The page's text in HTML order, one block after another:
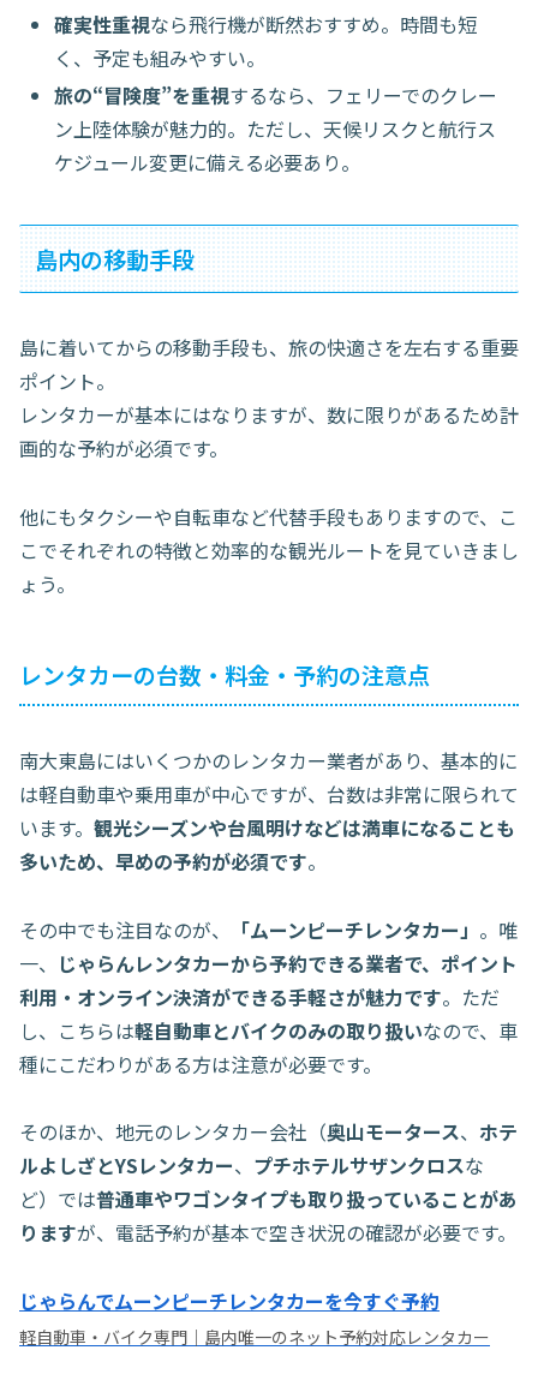
確実性重視なら飛行機が断然おすすめ。時間も短
く、予定も組みやすい。
旅の“冒険度”を重視するなら、フェリーでのクレー
ン上陸体験が魅力的。ただし、天候リスクと航行ス
ケジュール変更に備える必要あり。
島内の移動手段
島に着いてからの移動手段も、旅の快適さを左右する重要
ポイント。
レンタカーが基本にはなりますが、数に限りがあるため計
画的な予約が必須です。
他にもタクシーや自転車など代替手段もありますので、こ
こでそれぞれの特徴と効率的な観光ルートを見ていきまし
ょう。
レンタカーの台数・料金・予約の注意点
南大東島にはいくつかのレンタカー業者があり、基本的に
は軽自動車や乗用車が中心ですが、台数は非常に限られて
います。 観光シーズンや台風明けなどは満車になることも
多いため、早めの予約が必須です。
その中でも注目なのが、 「ムーンピーチレンタカー」 。唯
一、 じゃらんレンタカーから予約できる業者で、ポイント
利用・オンライン決済ができる手軽さが魅力です。ただ
し、こちらは軽自動車とバイクのみの取り扱いなので、車
種にこだわりがある方は注意が必要です。
そのほか、地元のレンタカー会社（奥山モータース、 ホテ
ルよしざとYSレンタカー、 プチホテルサザンクロスな
ど）では普通車やワゴンタイプも取り扱っていることがあ
りますが、電話予約が基本で空き状況の確認が必要です。
じゃらんでムーンピーチレンタカーを今すぐ予約
軽自動車・バイク専門｜島内唯一のネット予約対応レンタカー